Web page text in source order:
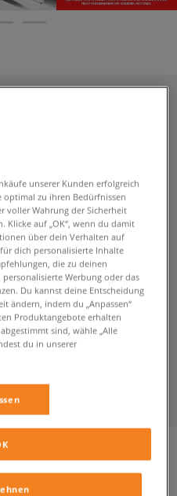
unserer Kunden erfolgreich
zu ihren Bedürfnissen
voller Wahrung der Sicherheit
Klicke auf „OK“, wenn du damit
über dein Verhalten auf
dich personalisierte Inhalte
die zu deinen
Werbung oder das
Du kannst deine Entscheidung
ändern, indem du „Anpassen“
Produktangebote erhalten
sind, wähle „Alle
du in unserer